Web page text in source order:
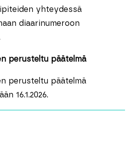
yhteydessä
diaarinumeroon
perusteltu päätelmä
perusteltu päätelmä
16.1.2026.